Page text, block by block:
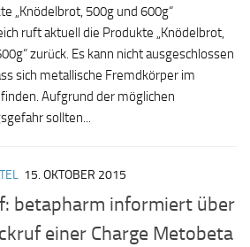
„Knödelbrot, 500g und 600g“
ruft aktuell die Produkte „Knödelbrot,
zurück. Es kann nicht ausgeschlossen
sich metallische Fremdkörper im
Aufgrund der möglichen
sollten...
15. OKTOBER 2015
betapharm informiert über
einer Charge Metobeta